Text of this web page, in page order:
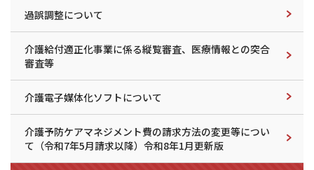
過誤調整について
介護給付適正化事業に係る縦覧審査、医療情報との突合
審査等
介護電子媒体化ソフトについて
介護予防ケアマネジメント費の請求方法の変更等につい
て（令和7年5月請求以降）令和8年1月更新版